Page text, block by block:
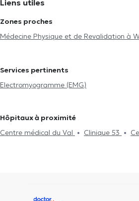
Liens utiles
Zones proches
Médecine Physique et de Revalidation à
Services pertinents
Electromyogramme (EMG)
Hôpitaux à proximité
Centre médical du Val
Clinique 53